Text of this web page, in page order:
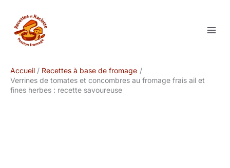
contenu
Accueil
Recettes à base de fromage
Verrines de tomates et concombres au fromage frais ail et
fines herbes : recette savoureuse